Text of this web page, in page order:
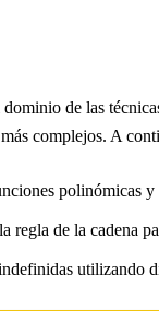
dominio de las
complejos. A
polinómicas y
regla de la cadena
utilizando